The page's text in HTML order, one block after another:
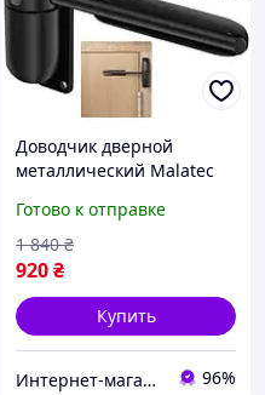
Доводчик дверной
металлический Malatec
пластиковые двери,
Доводчики Доставка по
Украине
Готово к отправке
920₴
1 840 ₴
Купить
Интернет-магазин "Little Sam" 96%